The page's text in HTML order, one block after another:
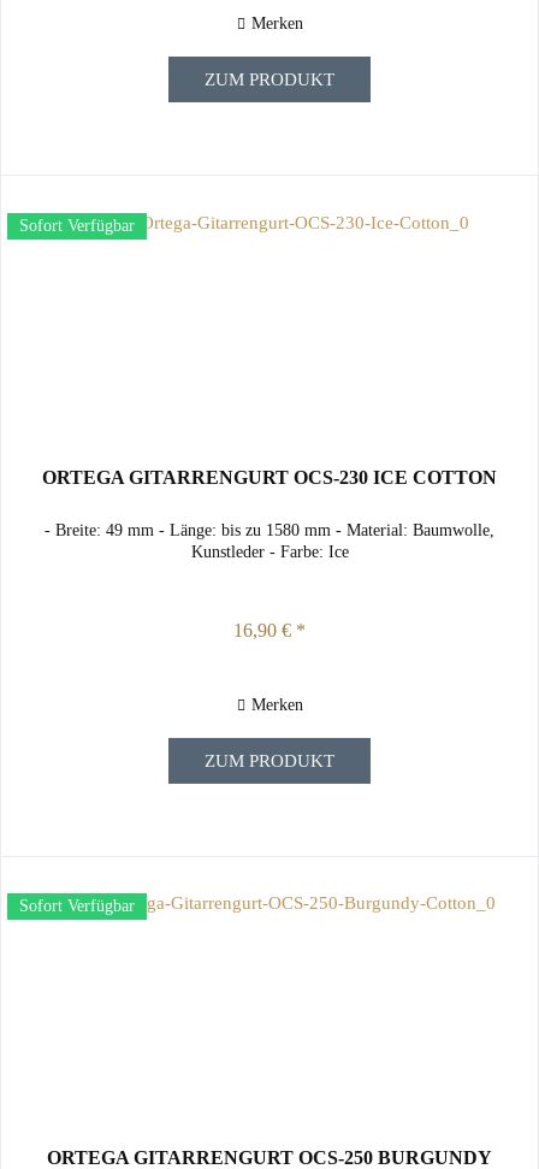
Merken
ZUM PRODUKT
Sofort Verfügbar
ORTEGA GITARRENGURT OCS-230 ICE COTTON
- Breite: 49 mm - Länge: bis zu 1580 mm - Material: Baumwolle,
Kunstleder - Farbe: Ice
16,90 € *
Merken
ZUM PRODUKT
Sofort Verfügbar
ORTEGA GITARRENGURT OCS-250 BURGUNDY